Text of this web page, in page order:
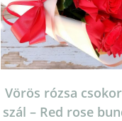
Vörös rózsa
szál – Red rose